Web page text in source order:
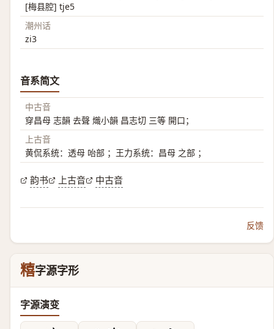
[梅县腔] tje5
潮州话
zi3
音系简文
中古音
穿昌母 志韻 去聲 熾小韻 昌志切 三等 開口；
上古音
黄侃系统：透母 咍部 ；王力系统：昌母 之部 ；
韵书 上古音 中古音
反馈
糦字源字形
字源演变